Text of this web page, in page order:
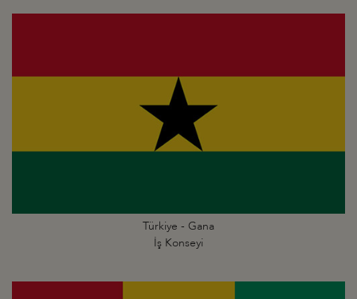
Türkiye - Gana
İş Konseyi